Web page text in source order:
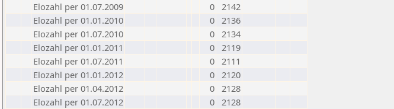
Elozahl per 01.07.2009
0 2142
Elozahl per 01.01.2010
0 2136
Elozahl per 01.07.2010
0 2134
Elozahl per 01.01.2011
0 2119
Elozahl per 01.07.2011
0 2111
Elozahl per 01.01.2012
0 2120
Elozahl per 01.04.2012
0 2128
Elozahl per 01.07.2012
0 2128